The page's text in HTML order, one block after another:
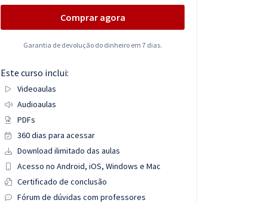
Comprar agora
Garantia de devolução do dinheiro em 7 dias.
Este curso inclui:
Videoaulas
Audioaulas
PDFs
360 dias para acessar
Download ilimitado das aulas
Acesso no Android, iOS, Windows e Mac
Certificado de conclusão
Fórum de dúvidas com professores